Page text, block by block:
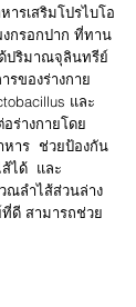
รเสริมโปรไบโอ
กรอกปาก ที่ทาน
ปริมาณจุลินทรีย์
รของร่างกาย
และ
ร่างกายโดย
หาร  ช่วยป้องกัน
ได้  และ
ณลำไส้ส่วนล่าง
ดี สามารถช่วย